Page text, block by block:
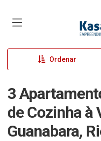
Ordenar
3
de Cozinha à
Guanabara,